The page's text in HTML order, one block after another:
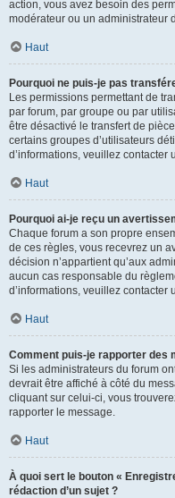
action, vous avez besoin des
modérateur ou un administrateur
Haut
Pourquoi ne puis-je pas
Les permissions permettant de
par forum, par groupe ou par
être désactivé le transfert de
certains groupes d’utilisateurs
d’informations, veuillez contacter
Haut
Pourquoi ai-je reçu un
Chaque forum a son propre
de ces règles, vous recevrez un
décision n’appartient qu’aux
aucun cas responsable du
d’informations, veuillez contacter
Haut
Comment puis-je rapporter des
Si les administrateurs du forum
devrait être affiché à côté du
cliquant sur celui-ci, vous
rapporter le message.
Haut
À quoi sert le bouton «
rédaction d’un sujet ?